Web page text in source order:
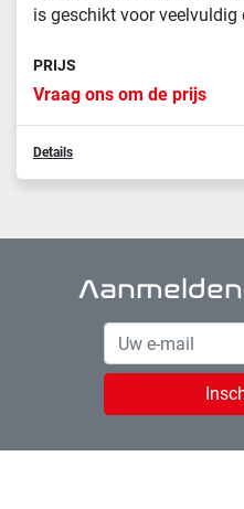
is geschikt voor veelvuldig
PRIJS
Vraag ons om de prijs
Details